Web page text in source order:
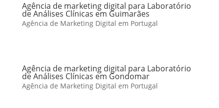
Agência de marketing digital para Laboratório
de Análises Clínicas em Guimarães
Agência de Marketing Digital em Portugal
Agência de marketing digital para Laboratório
de Análises Clínicas em Gondomar
Agência de Marketing Digital em Portugal